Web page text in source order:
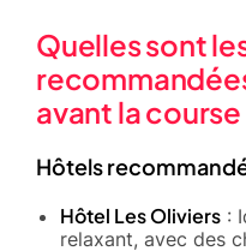
Quelles sont
avant la course
Hôtels
Hôtel Les Oliviers :
relaxant, avec des